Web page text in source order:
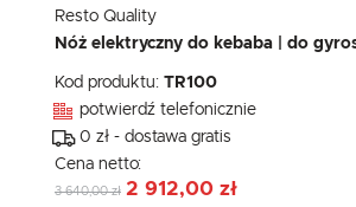
Resto Quality
Nóż elektryczny do kebaba | do
Kod produktu: TR100
potwierdź telefonicznie
0 zł - dostawa gratis
Cena netto:
3 640,00 zł 2 912,00 zł